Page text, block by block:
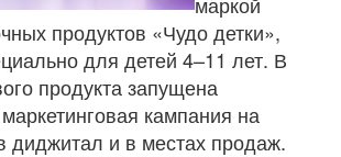
продуктов «Чудо детки»,
для детей 4–11 лет. В
продукта запущена
кампания на
диджитал и в местах продаж.